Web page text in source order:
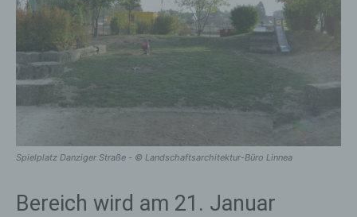
Spielplatz Danziger Straße - © Landschaftsarchitektur-Büro Linnea
Bereich wird am 21. Januar